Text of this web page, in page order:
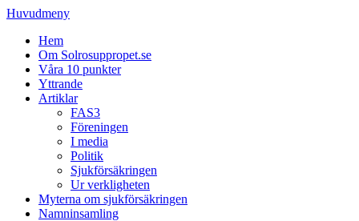
Huvudmeny
Hem
Om Solrosuppropet.se
Våra 10 punkter
Yttrande
Artiklar
FAS3
Föreningen
I media
Politik
Sjukförsäkringen
Ur verkligheten
Myterna om sjukförsäkringen
Namninsamling